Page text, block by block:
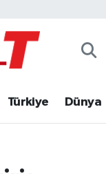
Türkiye Dünya